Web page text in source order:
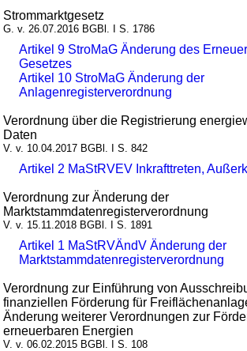
Strommarktgesetz
G. v. 26.07.2016 BGBl. I S. 1786
Artikel 9 StroMaG Änderung des
Gesetzes
Artikel 10 StroMaG Änderung der
Anlagenregisterverordnung
Verordnung über die Registrierung
Daten
V. v. 10.04.2017 BGBl. I S. 842
Artikel 2 MaStRVEV Inkrafttreten,
Verordnung zur Änderung der
Marktstammdatenregisterverordnung
V. v. 15.11.2018 BGBl. I S. 1891
Artikel 1 MaStRVÄndV Änderung der
Marktstammdatenregisterverordnung
Verordnung zur Einführung von
finanziellen Förderung für
Änderung weiterer Verordnungen zur
erneuerbaren Energien
V. v. 06.02.2015 BGBl. I S. 108